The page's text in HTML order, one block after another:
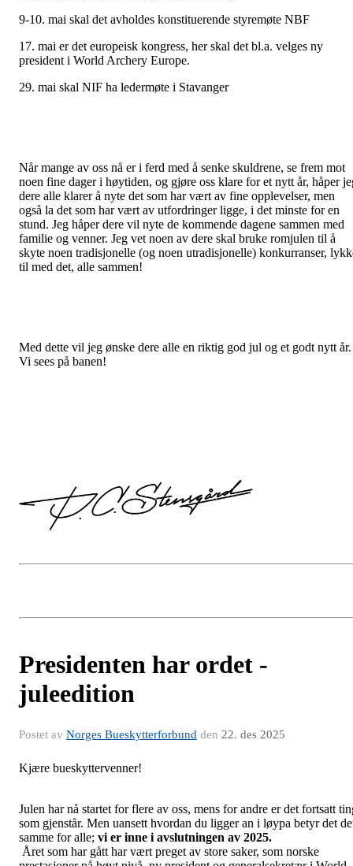
9-10. mai skal det avholdes konstituerende styremøte NBF
17. mai er det europeisk kongress, her skal det bl.a. velges ny
president i World Archery Europe.
29. mai skal NIF ha ledermøte i Stavanger
Når mange av oss nå er i ferd med å senke skuldrene, se frem mot
noen fine dager i høytiden, og gjøre oss klare for et nytt år, håper
dere alle klarer å nyte det som har vært av fine opplevelser, men
også la det som har vært av utfordringer ligge, i det minste for en
stund. Jeg håper dere vil nyte de kommende dagene sammen med
familie og venner. Jeg vet noen av dere skal bruke romjulen til å
skyte noen tradisjonelle (og noen utradisjonelle) konkurranser,
til med det, alle sammen!
Med dette vil jeg ønske dere alle en riktig god jul og et godt nytt år.
Vi sees på banen!
Presidenten har ordet -
juleedition
Postet av Norges Bueskytterforbund den 22. des 2025
Kjære bueskyttervenner!
Julen har nå startet for flere av oss, mens for andre er det fortsatt
som gjenstår. Men uansett hvordan du ligger an i løypa betyr det
samme for alle; vi er inne i avslutningen av 2025.
Året som har gått har vært preget av store saker, som norske